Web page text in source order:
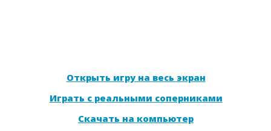
Открыть игру на весь экран
Играть с реальными соперниками
Скачать на компьютер